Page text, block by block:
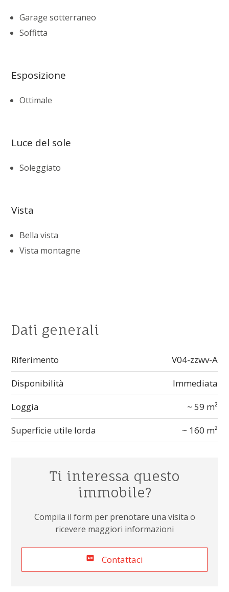
Garage sotterraneo
Soffitta
Esposizione
Ottimale
Luce del sole
Soleggiato
Vista
Bella vista
Vista montagne
Dati generali
Riferimento
V04-zzwv-A
Disponibilità
Immediata
Loggia
~ 59 m²
Superficie utile lorda
~ 160 m²
Ti interessa questo
immobile?
Compila il form per prenotare una visita o
ricevere maggiori informazioni
Contattaci